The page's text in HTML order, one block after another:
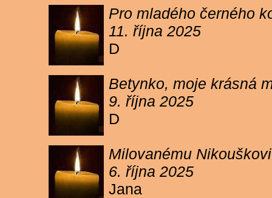
Pro mladého černého
11. října 2025
D
Betynko, moje krásná
9. října 2025
D
Milovanému
6. října 2025
Jana